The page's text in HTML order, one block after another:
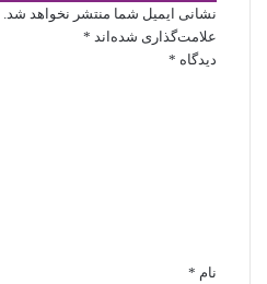
نشانی ایمیل شما منتشر نخواهد شد.
علامت‌گذاری شده‌اند *
دیدگاه *
نام *